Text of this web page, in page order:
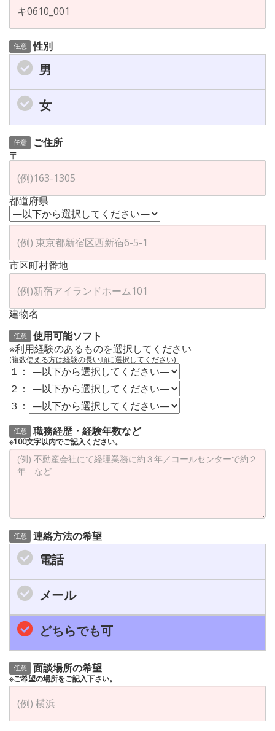
任意 性別
男
女
任意
ご住所
〒
都道府県
市区町村番地
建物名
任意
使用可能ソフト
※利用経験のあるものを選択してください
(複数使える方は経験の長い順に選択してください)
１：
２：
３：
任意 職務経歴・経験年数など
※100文字以内でご記入ください。
任意 連絡方法の希望
電話
メール
どちらでも可
任意 面談場所の希望
※ご希望の場所をご記入下さい。